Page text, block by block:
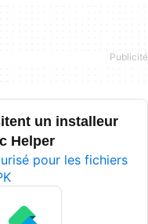
un installeur
Helper
pour les fichiers